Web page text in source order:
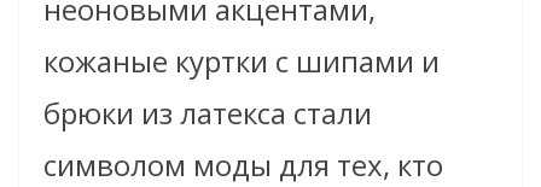
неоновыми акцентами,
кожаные куртки с шипами и
брюки из латекса стали
символом моды для тех, кто